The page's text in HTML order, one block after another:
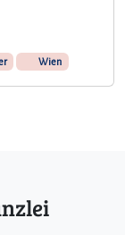
Wien